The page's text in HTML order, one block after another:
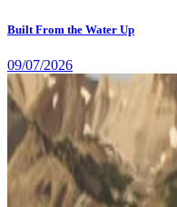
Built From the Water Up
09/07/2026